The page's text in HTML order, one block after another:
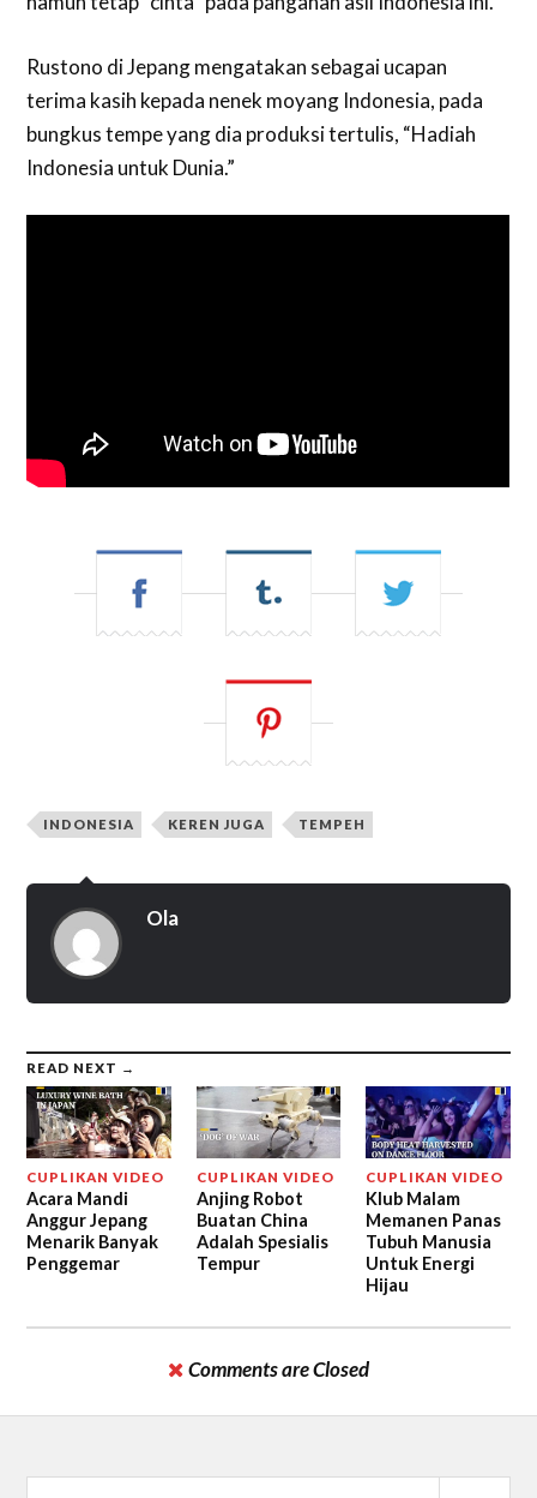
Rustono di Jepang mengatakan sebagai ucapan
terima kasih kepada nenek moyang Indonesia, pada
bungkus tempe yang dia produksi tertulis, “Hadiah
Indonesia untuk Dunia.”
INDONESIA KEREN JUGA TEMPEH
Ola
READ NEXT →
CUPLIKAN VIDEO
Acara Mandi
Anggur Jepang
Menarik Banyak
Penggemar
CUPLIKAN VIDEO
Anjing Robot
Buatan China
Adalah Spesialis
Tempur
CUPLIKAN VIDEO
Klub Malam
Memanen Panas
Tubuh Manusia
Untuk Energi
Hijau
Comments are Closed